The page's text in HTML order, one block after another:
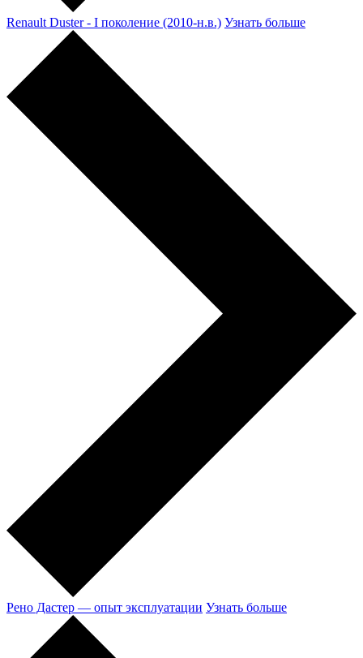
Renault Duster - I поколение (2010-н.в.) Узнать больше
Рено Дастер — опыт эксплуатации Узнать больше